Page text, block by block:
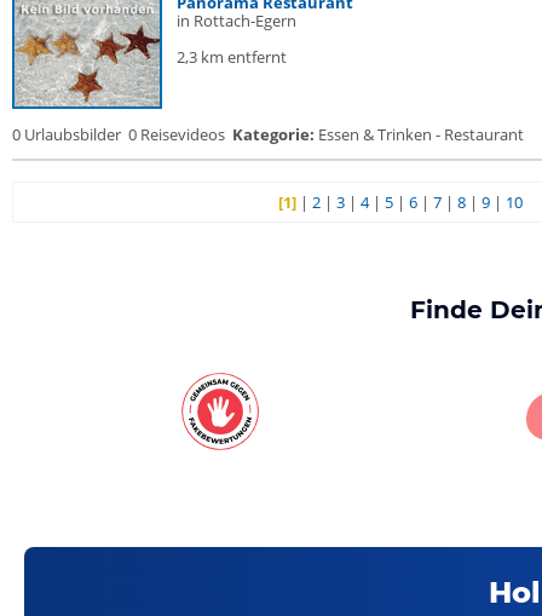
in Rottach-Egern
2,3 km entfernt
0 Urlaubsbilder 0 Reisevideos Kategorie: Essen & Trinken - Restaurant
[1]| 2| 3| 4| 5| 6| 7| 8| 9| 10
Finde